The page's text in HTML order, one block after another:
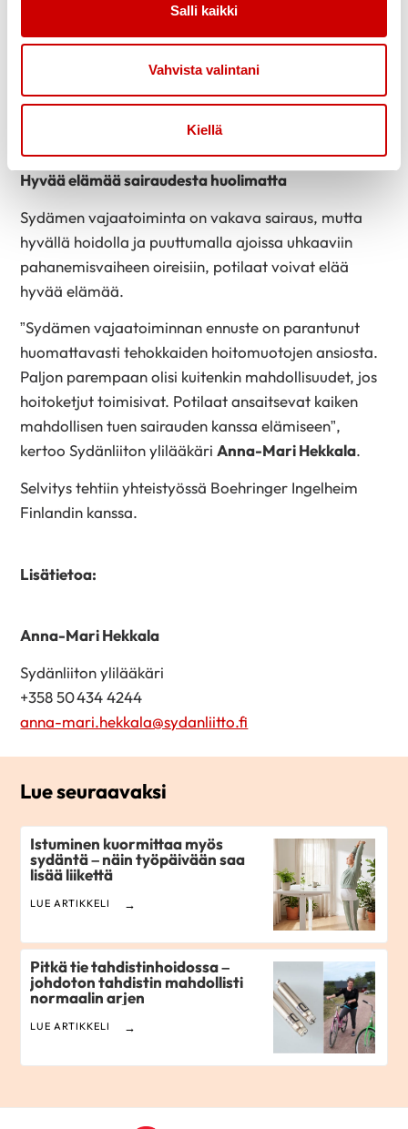
Salli kaikki
Vahvista valintani
Kiellä
hoitopaikka, johon voi vaivatta olla yhteydessä
oireiden vaikeutuessa.
On kuitenkin huomioitava, että suurin osa sydämen
vajaatoimintaa sairastavista on iäkkäitä. Siksi on
Hyvää elämää sairaudesta huolimatta
Sydämen vajaatoiminta on vakava sairaus, mutta
hyvällä hoidolla ja puuttumalla ajoissa uhkaaviin
pahanemisvaiheen oireisiin, potilaat voivat elää
hyvää elämää.
”Sydämen vajaatoiminnan ennuste on parantunut
huomattavasti tehokkaiden hoitomuotojen ansiosta.
Paljon parempaan olisi kuitenkin mahdollisuudet, jos
hoitoketjut toimisivat. Potilaat ansaitsevat kaiken
mahdollisen tuen sairauden kanssa elämiseen”,
kertoo Sydänliiton ylilääkäriAnna-Mari Hekkala.
Selvitys tehtiin yhteistyössä Boehringer Ingelheim
Finlandin kanssa.
Lisätietoa:
Anna-Mari Hekkala
Sydänliiton ylilääkäri
+358 50 434 4244
anna-mari.hekkala@sydanliitto.fi
Lue seuraavaksi
Istuminen kuormittaa myös
sydäntä – näin työpäivään saa
lisää liikettä
LUE ARTIKKELI
Pitkä tie tahdistinhoidossa –
johdoton tahdistin mahdollisti
normaalin arjen
LUE ARTIKKELI